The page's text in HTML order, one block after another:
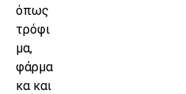
όπως
τρόφι
μα,
φάρμα
κα και